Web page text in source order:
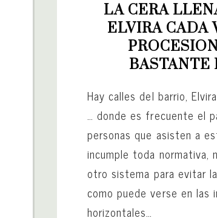
LA CERA
ELVIRA CADA
BASTANTE
Hay calles del barrio,
… donde es frecuente el
personas que asisten a
incumple toda normativa,
otro sistema para evitar
como puede verse en las
horizontales…